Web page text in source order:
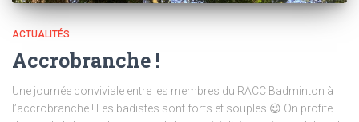
ACTUALITÉS
Accrobranche !
Une journée conviviale entre les membres du RACC Badminton à
l’accrobranche ! Les badistes sont forts et souples 😉 On profite